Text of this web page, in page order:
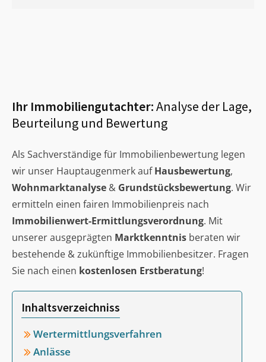
Ihr Immobiliengutachter:Analyse der Lage,
Beurteilung und Bewertung
Als Sachverständige für Immobilienbewertung legen
wir unser Hauptaugenmerk aufHausbewertung,
Wohnmarktanalyse & Grundstücksbewertung. Wir
ermitteln einen fairen Immobilienpreis nach
Immobilienwert-Ermittlungsverordnung. Mit
unserer ausgeprägten Marktkenntnis beraten wir
bestehende & zukünftige Immobilienbesitzer. Fragen
Sie nach einen kostenlosen Erstberatung!
Inhaltsverzeichniss
Wertermittlungsverfahren
Anlässe